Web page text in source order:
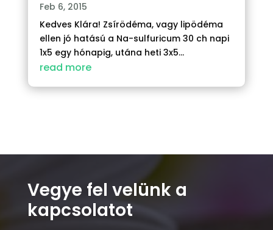
Feb 6, 2015
Kedves Klára! Zsírödéma, vagy lipödéma
ellen jó hatású a Na-sulfuricum 30 ch napi
1x5 egy hónapig, utána heti 3x5...
read more
Vegye fel velünk a
kapcsolatot